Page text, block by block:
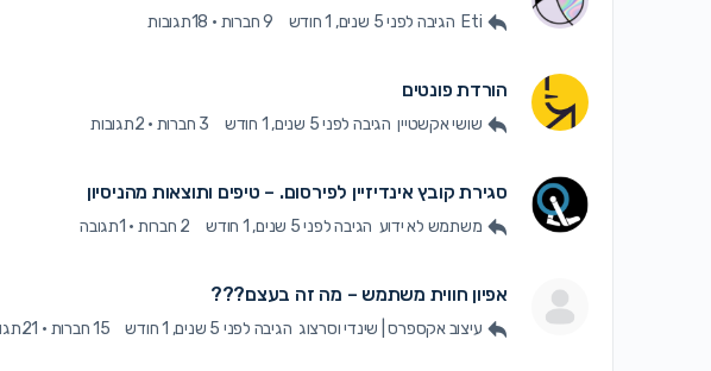
Eti הגיבה לפני 5 שנים, 1 חודש 9 חברות · 18תגובות
הורדת פונטים
שושי אקשטיין הגיבה לפני 5 שנים, 1 חודש 3 חברות · 2תגובות
סגירת קובץ אינדיזיין לפירסום. – טיפים ותוצאות מהניסיון
משתמש לא ידוע הגיבהלפני 5 שנים, 1 חודש 2 חברות · 1תגובה
אפיון חווית משתמש – מה זה בעצם???
עיצוב אקספרס | שינדי וסרצוג הגיבה לפני 5 שנים, 1 חודש 15 חברות · 21תגובות